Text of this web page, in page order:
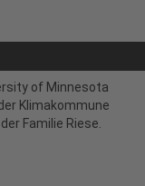
of Minnesota
Klimakommune
Familie Riese.